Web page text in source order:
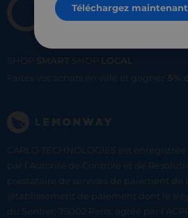
SHOP SMART SHOP
LOCAL
Faites vos achats en ville et gagnez 5%
CARLO TECHNOLOGIES est
par l’Autorité de Contrôle et de
prestataire de services de paiement de
(établissement de paiement dont le
du Sentier, 75002 Paris, agréé par
Téléchargez maintenant